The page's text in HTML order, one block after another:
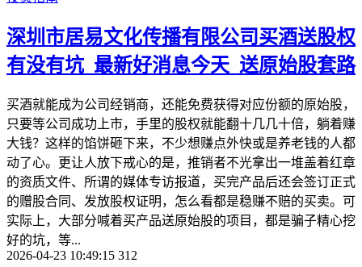
深圳市居易文化传播有限公司买酒送股权
有没有坑_最新好消息今天_送原始股套路
买酒就能成为公司经销商，还能免费获得对应份额的原始股，
只要等公司成功上市，手里的股权就能翻十几几十倍，躺着赚
大钱？这样的馅饼砸下来，不少想赚点外快或是养老钱的人都
动了心。更让人放下戒心的是，推销者不光拿出一堆盖着红章
的资质文件、所谓的媒体专访报道，买完产品后还会签订正式
的赠股合同、发放股权证明，怎么看都是稳赚不赔的买卖。可
实际上，大部分喊着买产品送原始股的项目，都是骗子精心挖
好的坑，等...
2026-04-23 10:49:15 312